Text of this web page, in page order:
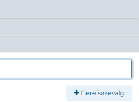
Flere søkevalg